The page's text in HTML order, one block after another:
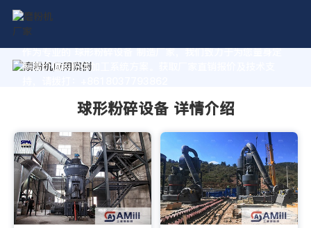
作为专业的 球形粉碎设备 制造厂家，我们致力于为您量身定
制高价值的粉体加工系统方案。获取厂家直销报价及技术支
球形粉碎设备 详情介绍